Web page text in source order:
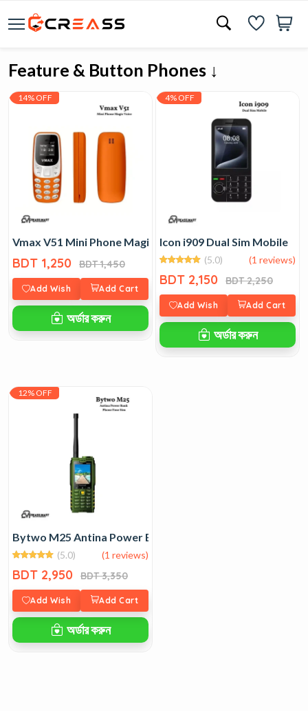
Feature & Button Phones ↓
14% OFF
Vmax V51 Mini Phone Magic Voice
BDT 1,250 BDT 1,450
Add Wish Add Cart
অর্ডার করুন
4% OFF
Icon i909 Dual Sim Mobile
(5.0) (1 reviews)
BDT 2,150 BDT 2,250
Add Wish Add Cart
অর্ডার করুন
12% OFF
Bytwo M25 Antina Power Bank Phone Four Sim
(5.0) (1 reviews)
BDT 2,950 BDT 3,350
Add Wish Add Cart
অর্ডার করুন